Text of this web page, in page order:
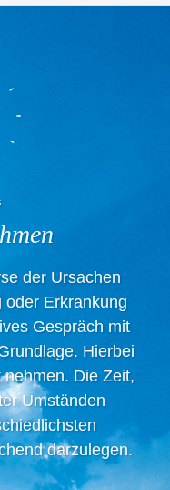
der Ursachen
oder Erkrankung
Gespräch mit
Hierbei
Die Zeit,
Umständen
darzulegen.